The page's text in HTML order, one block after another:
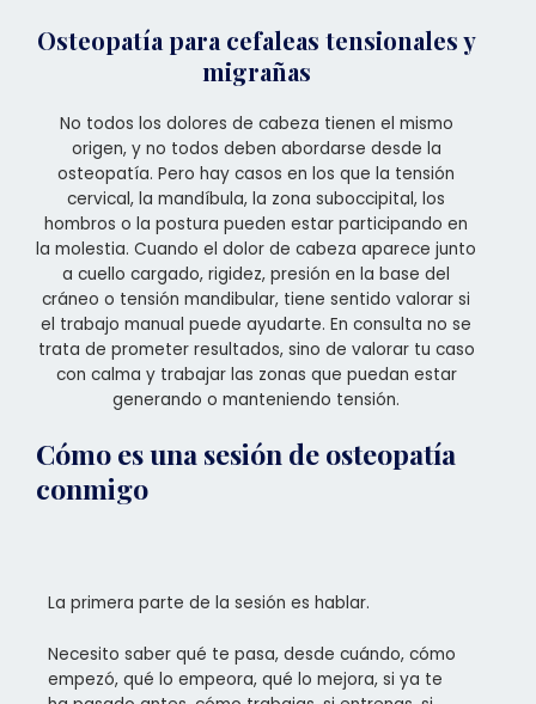
Osteopatía para cefaleas tensionales y
migrañas
No todos los dolores de cabeza tienen el mismo
origen, y no todos deben abordarse desde la
osteopatía. Pero hay casos en los que la tensión
cervical, la mandíbula, la zona suboccipital, los
hombros o la postura pueden estar participando en
la molestia. Cuando el dolor de cabeza aparece junto
a cuello cargado, rigidez, presión en la base del
cráneo o tensión mandibular, tiene sentido valorar si
el trabajo manual puede ayudarte. En consulta no se
trata de prometer resultados, sino de valorar tu caso
con calma y trabajar las zonas que puedan estar
generando o manteniendo tensión.
Cómo es una sesión de osteopatía
conmigo
La primera parte de la sesión es hablar.
Necesito saber qué te pasa, desde cuándo, cómo
empezó, qué lo empeora, qué lo mejora, si ya te